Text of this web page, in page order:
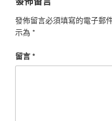
發佈留言必須填寫的電子郵
示為 *
留言*